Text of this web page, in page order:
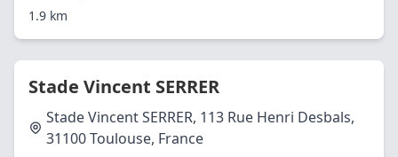
1.9 km
Stade Vincent SERRER
Stade Vincent SERRER, 113 Rue Henri Desbals,
31100 Toulouse, France